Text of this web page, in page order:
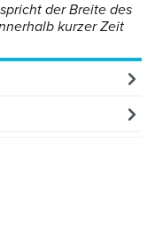
der Breite des
kurzer Zeit